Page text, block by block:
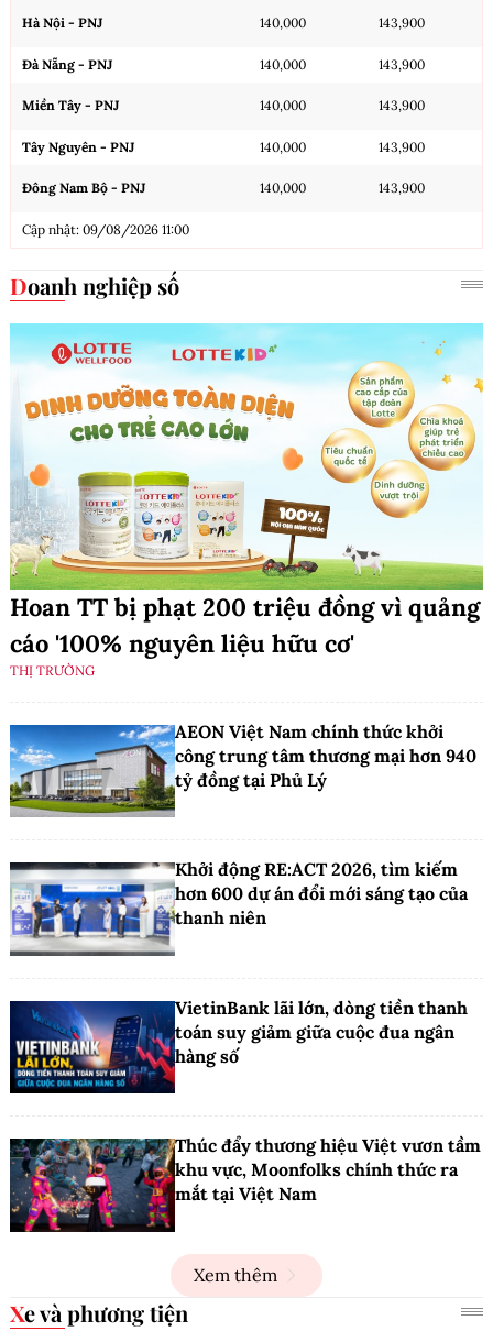
Hà Nội - PNJ 140,000 143,900
Đà Nẵng - PNJ 140,000 143,900
Miền Tây - PNJ 140,000 143,900
Tây Nguyên - PNJ 140,000 143,900
Đông Nam Bộ - PNJ 140,000 143,900
Cập nhật: 09/08/2026 11:00
Doanh nghiệp số
Hoan TT bị phạt 200 triệu đồng vì quảng
cáo '100% nguyên liệu hữu cơ'
THỊ TRƯỜNG
AEON Việt Nam chính thức khởi
công trung tâm thương mại hơn 940
tỷ đồng tại Phủ Lý
Khởi động RE:ACT 2026, tìm kiếm
hơn 600 dự án đổi mới sáng tạo của
thanh niên
VietinBank lãi lớn, dòng tiền thanh
toán suy giảm giữa cuộc đua ngân
hàng số
Thúc đẩy thương hiệu Việt vươn tầm
khu vực, Moonfolks chính thức ra
mắt tại Việt Nam
Xem thêm
Xe và phương tiện